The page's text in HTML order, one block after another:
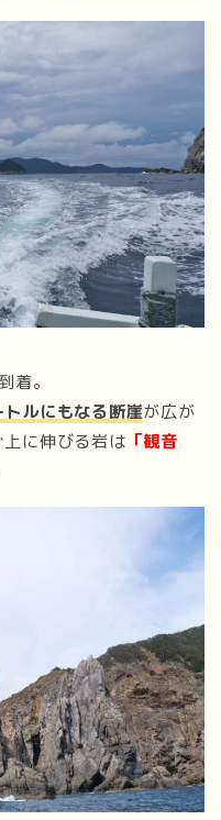
着。
ルにもなる断崖が広が
に伸びる岩は 「観音